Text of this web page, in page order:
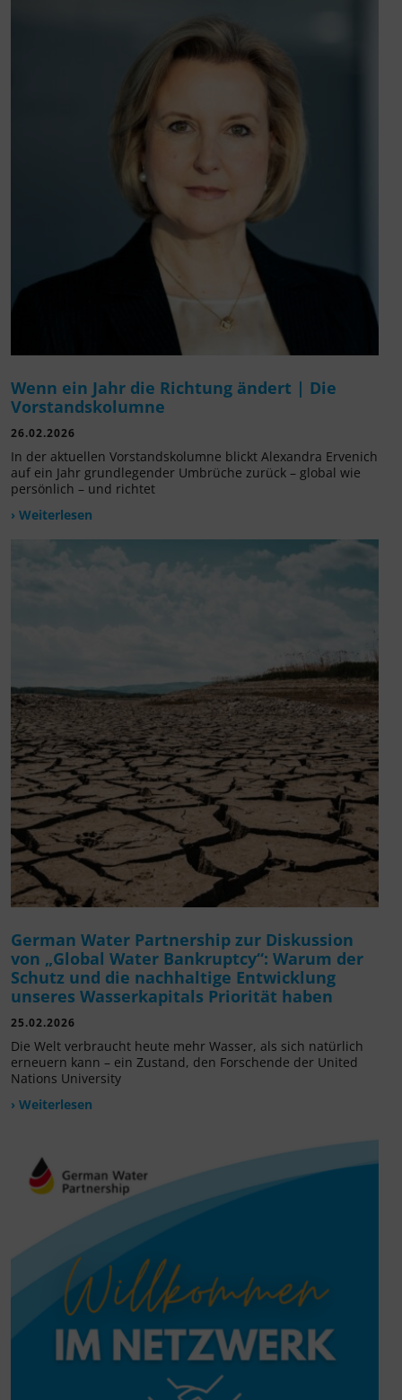
Wenn ein Jahr die Richtung ändert | Die
Vorstandskolumne
26.02.2026
In der aktuellen Vorstandskolumne blickt Alexandra Ervenich
auf ein Jahr grundlegender Umbrüche zurück – global wie
persönlich – und richtet
› Weiterlesen
German Water Partnership zur Diskussion
von „Global Water Bankruptcy“: Warum der
Schutz und die nachhaltige Entwicklung
unseres Wasserkapitals Priorität haben
25.02.2026
Die Welt verbraucht heute mehr Wasser, als sich natürlich
erneuern kann – ein Zustand, den Forschende der United
Nations University
› Weiterlesen